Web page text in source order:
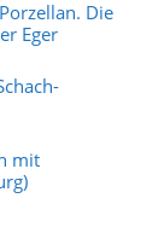
Die
Eger
mit